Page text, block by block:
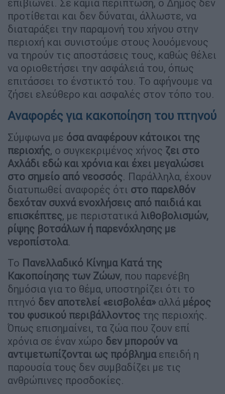
επιβιώνει. Σε καμία περίπτωση, ο Δήμος δεν
προτίθεται και δεν δύναται, άλλωστε, να
διαταράξει την παραμονή του χήνου στην
περιοχή και συνιστούμε στους λουόμενους
να τηρούν τις αποστάσεις τους, καθώς θέλει
να οριοθετήσει την ασφάλειά του, όπως
επιτάσσει το ένστικτό του. Το αφήνουμε να
ζήσει ελεύθερο και ασφαλές στον τόπο του.
Αναφορές για κακοποίηση του πτηνού
Σύμφωνα με όσα αναφέρουν κάτοικοι της
περιοχής, ο συγκεκριμένος χήνος ζει στο
Αχλάδι εδώ και χρόνια και έχει μεγαλώσει
στο σημείο από νεοσσός. Παράλληλα, έχουν
διατυπωθεί αναφορές ότι στο παρελθόν
δεχόταν συχνά ενοχλήσεις από παιδιά και
επισκέπτες, με περιστατικά λιθοβολισμών,
ρίψης βοτσάλων ή παρενόχλησης με
νεροπίστολα.
Το Πανελλαδικό Κίνημα Κατά της
Κακοποίησης των Ζώων, που παρενέβη
δημόσια για το θέμα, υποστηρίζει ότι το
πτηνό δεν αποτελεί «εισβολέα» αλλά μέρος
του φυσικού περιβάλλοντος της περιοχής.
Όπως επισημαίνει, τα ζώα που ζουν επί
χρόνια σε έναν χώρο δεν μπορούν να
αντιμετωπίζονται ως πρόβλημαεπειδή η
παρουσία τους δεν συμβαδίζει με τις
ανθρώπινες προσδοκίες.